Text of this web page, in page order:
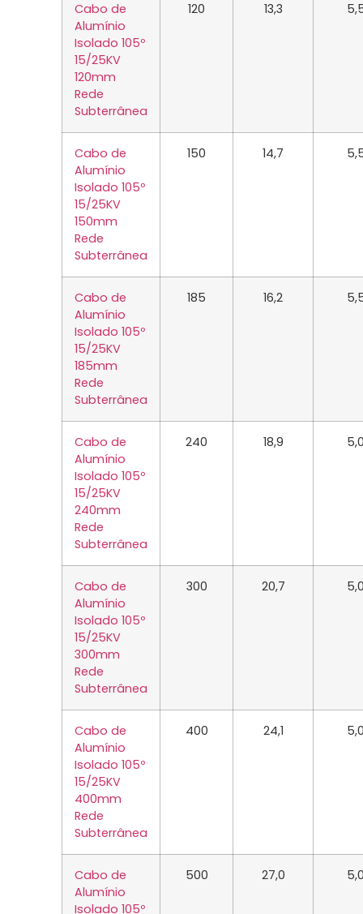
Cabo de
Alumínio
Isolado 105º
15/25KV
120mm
Rede
Subterrânea
120 13,3
Cabo de
Alumínio
Isolado 105º
15/25KV
150mm
Rede
Subterrânea
150 14,7
Cabo de
Alumínio
Isolado 105º
15/25KV
185mm
Rede
Subterrânea
185 16,2
Cabo de
Alumínio
Isolado 105º
15/25KV
240mm
Rede
Subterrânea
240 18,9
Cabo de
Alumínio
Isolado 105º
15/25KV
300mm
Rede
Subterrânea
300 20,7
Cabo de
Alumínio
Isolado 105º
15/25KV
400mm
Rede
Subterrânea
400 24,1
Cabo de
Alumínio
Isolado 105º
500 27,0